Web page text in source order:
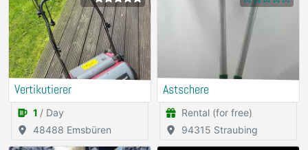
Vertikutierer
1 / Day
48488 Emsbüren
Astschere
Rental (for free)
94315 Straubing